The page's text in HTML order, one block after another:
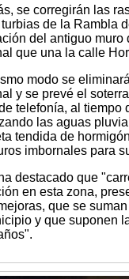
se corregirán las
de la Rambla
del antiguo muro
que una la calle
modo se
y se prevé el
telefonía, al
las aguas
tendida de
imbornales para
destacado que
en esta zona,
que se
y que suponen